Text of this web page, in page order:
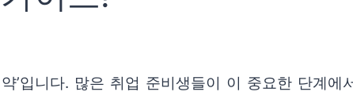
’입니다. 많은 취업 준비생들이 이 중요한 단계